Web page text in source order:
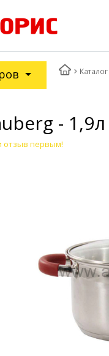
Каталог
-
отзыв первым!